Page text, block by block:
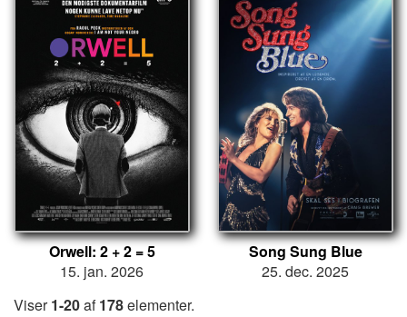
Orwell: 2 + 2 = 5
15. jan. 2026
Song Sung Blue
25. dec. 2025
Viser1-20af178elementer.